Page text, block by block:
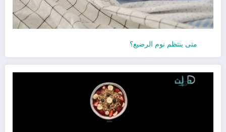
متى ينتظم نوم الرضيع؟